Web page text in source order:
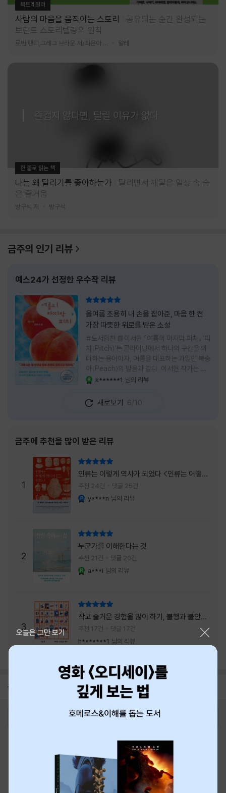
북트레일러
사람의 마음을 움직이는 스토리
공유되는 순간 완성되는
브랜드 스토리텔링의 원칙
알레
즐겁지 않다면, 달릴 이유가 없다
한 줄로 읽는 책
나는 왜 달리기를 좋아하는가
달리면서 깨달은 일상 속 숨
은 즐거움
방구석 저 방구석
금주의 인기 리뷰
예스24가 선정한 우수작 리뷰
올여름 조용히 내 손을 잡아준, 마음 한 켠
가장 따뜻한 위로를 받은 소설
#도서협찬 📗이서현 『여름의 마지막 피치』 '피
치(Pitch)'는 클라이밍에서 하나의 구간을 의
미하는 용어이자, 여름을 대표하는 과일인 복숭
아(Peach)의 발음과 같다. 이서현 작가는 이
중의적인 제목 안에 소설이 전하고 싶은 메시지
럼 가장 달콤하고 찬란한 계절인 여름. 하지만
그 여름도 끝이 있다. 그리고 클라이밍의 피치
피치』는 끝나가는 여름의 아쉬움과 새로운 계
의미하는 제목이었다. 소설은 각자의 '여름'을
잃어버린 다섯 인물들의 이야기를 담고 있다.
👧연인에게 이별을 통보받고 외모를 향한 악성
댓글로 인해 카메라 앞에 설 수 없게 된 요리 유
튜버
k******1 님의 리뷰
새로보기 6/10
금주에 추천을 많이 받은 리뷰
1
인류는 이렇게 역사가 되었다 <인류는 어떻게
역사가 되었나>
추천 24건 댓글 25건
y****n 님의 리뷰
2
누군가를 이해한다는 것
추천 21건 댓글 20건
a***i 님의 리뷰
3
작고 즐거운 경험을 많이 하기, 불행과 불안을
회피하지 말기, 그리고 좋은 사람을 많이 만나
기.
추천 17건
댓글 17건
h*******1 님의 리뷰
공지 8월 신용카드 무이자할부 안내
오늘은 그만 보기
최근 본 상품
티켓 1544-6399
중고샵 1566-4295
eBook 1:1문의/채팅상담
예스이십사(주) 사업자 정보
이용약관
개인정보처리방침
청소년보호정책
PC버전
회사소개 거래처관계자께